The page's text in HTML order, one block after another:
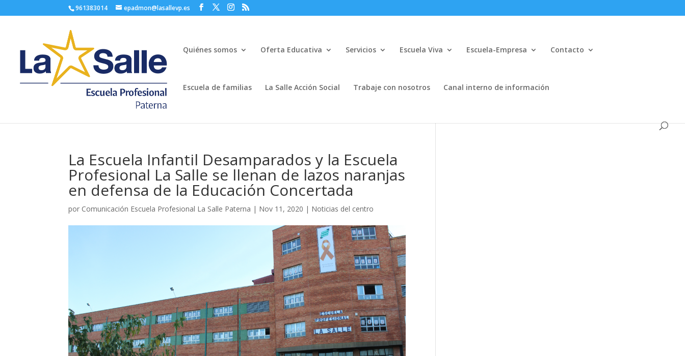
961383014 epadmon@lasallevp.es
Quiénes somos Oferta Educativa Servicios Escuela Viva Escuela-Empresa Contacto
Escuela de familias La Salle Acción Social Trabaje con nosotros Canal interno de información
La Escuela Infantil Desamparados y la Escuela
Profesional La Salle se llenan de lazos naranjas
en defensa de la Educación Concertada
por Comunicación Escuela Profesional La Salle Paterna | Nov 11, 2020 | Noticias del centro